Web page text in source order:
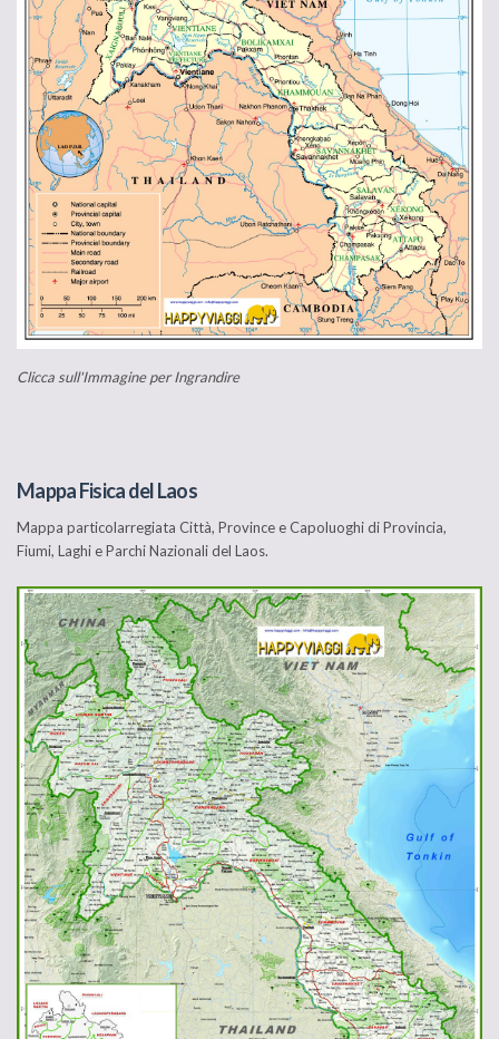
Clicca sull'Immagine per Ingrandire
Mappa Fisica del Laos
Mappa particolarregiata Città, Province e Capoluoghi di Provincia,
Fiumi, Laghi e Parchi Nazionali del Laos.